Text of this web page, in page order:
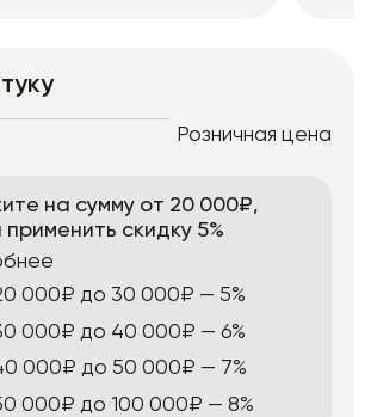
Розничная цена
на сумму от 20 000₽,
скидку 5%
000₽ до 30 000₽ — 5%
000₽ до 40 000₽ — 6%
000₽ до 50 000₽ — 7%
000₽ до 100 000₽ — 8%